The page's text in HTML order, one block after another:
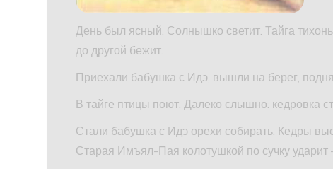
День был ясный. Солнышко светит. Тайга
до другой бежит.
Приехали бабушка с Идэ, вышли на берег,
В тайге птицы поют. Далеко слышно: кедровка
Стали бабушка с Идэ орехи собирать. Кедры
Старая Имъял-Пая колотушкой по сучку